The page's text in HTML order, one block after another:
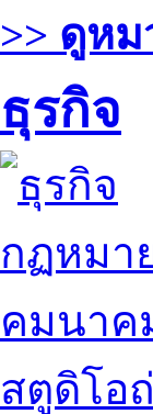
>> ดูห
ธุรกิจ
กฏหมา
คมนาค
สตูดิโอ